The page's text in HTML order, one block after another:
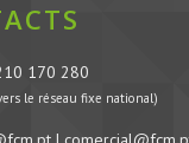
170 280
le réseau fixe national)